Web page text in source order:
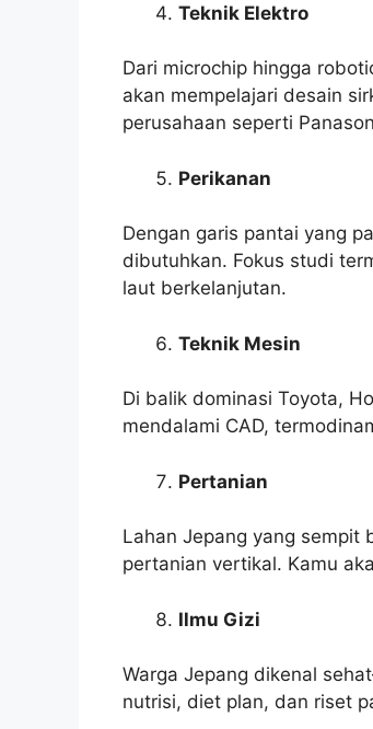
Teknik Elektro
Dari microchip hingga
akan mempelajari desain
perusahaan seperti
Perikanan
Dengan garis pantai yang
dibutuhkan. Fokus studi
laut berkelanjutan.
Teknik Mesin
Di balik dominasi Toyota,
mendalami CAD,
Pertanian
Lahan Jepang yang sempit
pertanian vertikal. Kamu
Ilmu Gizi
Warga Jepang dikenal
nutrisi, diet plan, dan riset